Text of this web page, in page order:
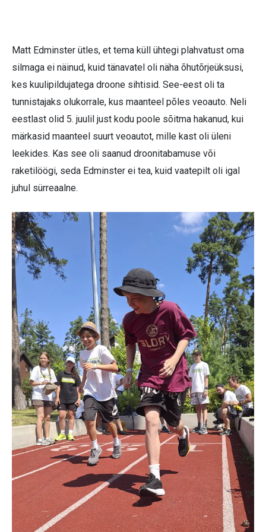
Matt Edminster ütles, et tema küll ühtegi plahvatust oma
silmaga ei näinud, kuid tänavatel oli näha õhutõrjeüksusi,
kes kuulipildujatega droone sihtisid. See-eest oli ta
tunnistajaks olukorrale, kus maanteel põles veoauto. Neli
eestlast olid 5. juulil just kodu poole sõitma hakanud, kui
märkasid maanteel suurt veoautot, mille kast oli üleni
leekides. Kas see oli saanud droonitabamuse või
raketilöögi, seda Edminster ei tea, kuid vaatepilt oli igal
juhul sürreaalne.